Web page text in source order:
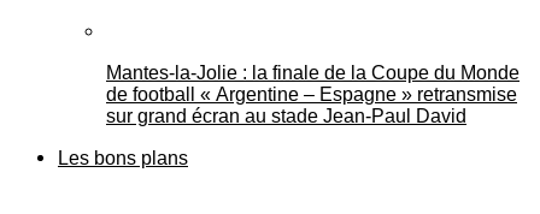
Mantes-la-Jolie : la finale de la Coupe du Monde
de football « Argentine – Espagne » retransmise
sur grand écran au stade Jean-Paul David
Les bons plans